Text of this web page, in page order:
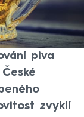
informací
piva
zvyklí